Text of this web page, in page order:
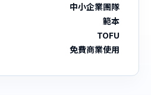
中小企業團隊
範本
TOFU
免費商業使用